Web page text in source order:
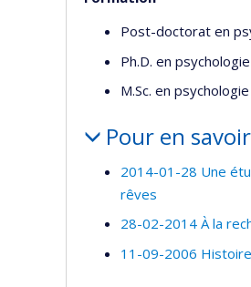
Post-doctorat en
Ph.D. en
M.Sc. en
Pour en
2014-01-28 Une
rêves
28-02-2014 À la
11-09-2006